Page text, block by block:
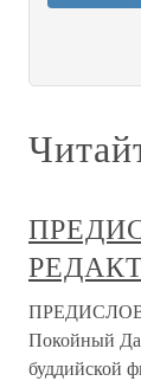
Покойный
буддийской